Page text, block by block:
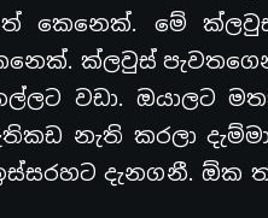
කෙනෙක්. මේ
ක්ලවුස්
වඩා. ඔයාලට
නැති කරලා
දැනගනී. ඕක